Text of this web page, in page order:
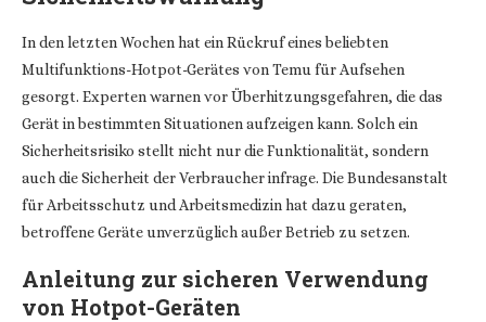
In den letzten Wochen hat ein Rückruf eines beliebten
Multifunktions-Hotpot-Gerätes von Temu für Aufsehen
gesorgt. Experten warnen vor Überhitzungsgefahren, die das
Gerät in bestimmten Situationen aufzeigen kann. Solch ein
Sicherheitsrisiko stellt nicht nur die Funktionalität, sondern
auch die Sicherheit der Verbraucher infrage. Die Bundesanstalt
für Arbeitsschutz und Arbeitsmedizin hat dazu geraten,
betroffene Geräte unverzüglich außer Betrieb zu setzen.
Anleitung zur sicheren Verwendung
von Hotpot-Geräten